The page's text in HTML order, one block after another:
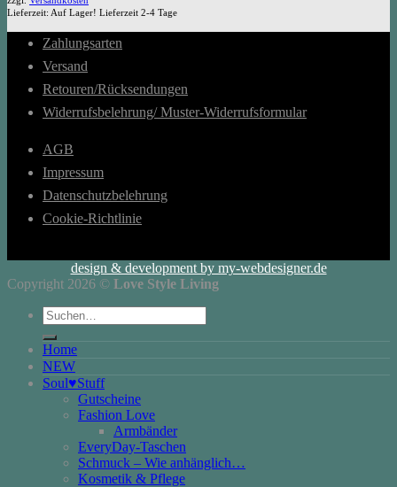
Lieferzeit: Auf Lager! Lieferzeit 2-4 Tage
Zahlungsarten
Versand
Retouren/Rücksendungen
Widerrufsbelehrung/ Muster-Widerrufsformular
AGB
Impressum
Datenschutzbelehrung
Cookie-Richtlinie
design & development by my-webdesigner.de
Copyright 2026 © Love Style Living
Suchen
nach:
Home
NEW
Soul♥Stuff
Gutscheine
Fashion Love
Armbänder
EveryDay-Taschen
Schmuck – Wie anhänglich…
Kosmetik & Pflege